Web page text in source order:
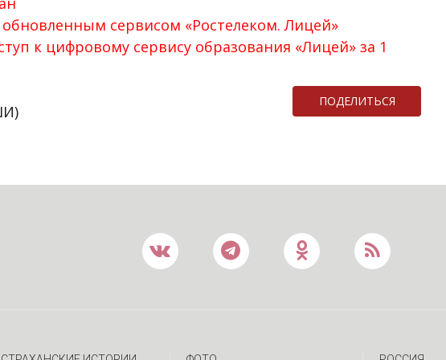
сервисом «Ростелеком. Лицей»
к цифровому сервису образования «Лицей» за 1
ПОДЕЛИТЬСЯ